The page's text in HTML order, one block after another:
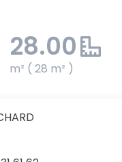
28.00
m² ( 28 m² )